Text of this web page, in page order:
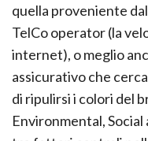
quella proveniente
TelCo operator (la
internet), o meglio
assicurativo che
di ripulirsi i colori del
Environmental,